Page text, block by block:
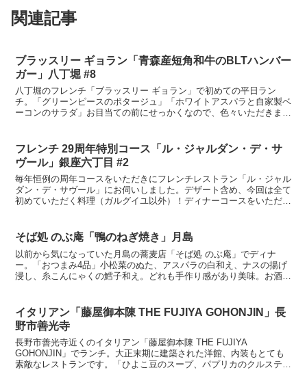
関連記事
ブラッスリー ギョラン「青森産短角和牛のBLTハンバー
ガー」八丁堀 #8
八丁堀のフレンチ「ブラッスリー ギョラン」で初めての平日ラン
チ。「グリーンピースのポタージュ」「ホワイトアスパラと自家製ベ
ーコンのサラダ」お目当ての前にせっかくなので、色々いただきまし
フレンチ 29周年特別コース「ル・ジャルダン・デ・サ
ヴール」銀座六丁目 #2
毎年恒例の周年コースをいただきにフレンチレストラン「ル・ジャル
ダン・デ・サヴール」にお伺いしました。デザート含め、今回は全て
初めていただく料理（ガルグイユ以外）！ディナーコースをいただく
そば処 のぶ庵「鴨のねぎ焼き」月島
以前から気になっていた月島の蕎麦店「そば処 のぶ庵」でディナ
ー。「おつまみ4品」小松菜のぬた、アスパラの白和え、ナスの揚げ
浸し、糸こんにゃくの鱈子和え。どれも手作り感があり美味。お酒が
イタリアン「藤屋御本陳 THE FUJIYA GOHONJIN」長
野市善光寺
長野市善光寺近くのイタリアン「藤屋御本陳 THE FUJIYA
GOHONJIN」でランチ。大正末期に建築された洋館、内装もとても
素敵なレストランです。「ひよこ豆のスープ、パプリカのクルスティ